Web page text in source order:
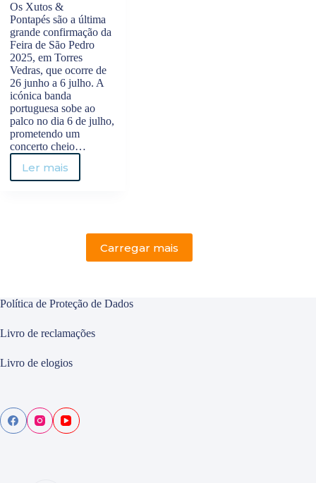
Os Xutos &
Pontapés são a última
grande confirmação da
Feira de São Pedro
2025, em Torres
Vedras, que ocorre de
26 junho a 6 julho. A
icónica banda
portuguesa sobe ao
palco no dia 6 de julho,
prometendo um
concerto cheio…
Ler mais
XUTOS
CONFIRMAÇÃO
SÃO
2025
Carregar mais
Política de Proteção de Dados
Livro de reclamações
Livro de elogios